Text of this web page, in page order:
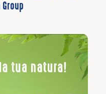
Group